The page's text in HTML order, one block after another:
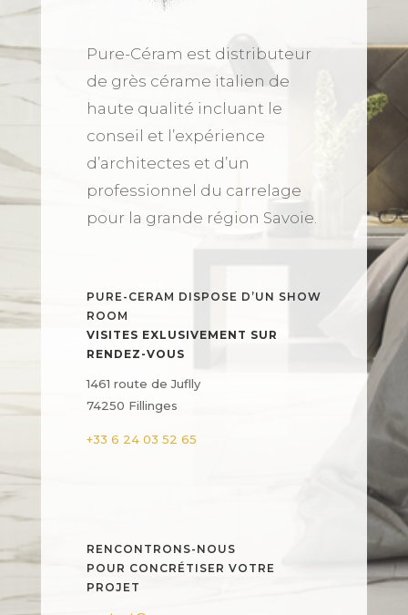
Pure-Céram est distributeur
de grès cérame italien de
haute qualité incluant le
conseil et l’expérience
d’architectes et d’un
professionnel du carrelage
pour la grande région Savoie.
PURE-CERAM DISPOSE D’UN SHOW
ROOM
VISITES EXLUSIVEMENT SUR
RENDEZ-VOUS
1461 route de Juflly
74250 Fillinges
+33 6 24 03 52 65
RENCONTRONS-NOUS
POUR CONCRÉTISER VOTRE
PROJET